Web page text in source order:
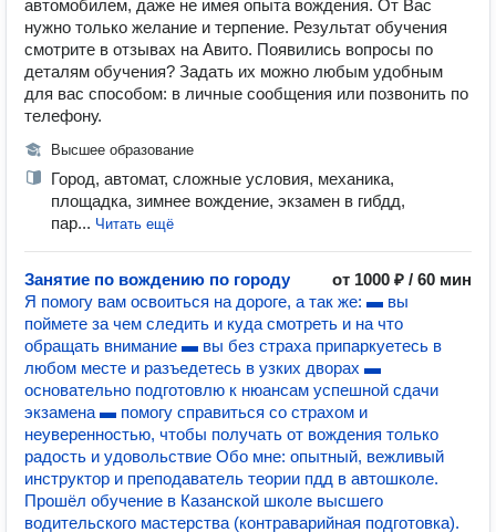
автомобилем, даже не имея опыта вождения. От Вас
нужно только желание и терпение. Результат обучения
смотрите в отзывах на Авито. Появились вопросы по
деталям обучения? Задать их можно любым удобным
для вас способом: в личные сообщения или позвонить по
телефону.
Высшее образование
Город, автомат, сложные условия, механика,
площадка, зимнее вождение, экзамен в гибдд,
пар... Читать ещё
Занятие по вождению по городу
от 1000 ₽ / 60 мин
Я помогу вам освоиться на дороге, а так же: ▬ вы
поймете за чем следить и куда смотреть и на что
обращать внимание ▬ вы без страха припаркуетесь в
любом месте и разъедетесь в узких дворах ▬
основательно подготовлю к нюансам успешной сдачи
экзамена ▬ помогу справиться со страхом и
неуверенностью, чтобы получать от вождения только
радость и удовольствие Обо мне: опытный, вежливый
инструктор и преподаватель теории пдд в автошколе.
Прошёл обучение в Казанской школе высшего
водительского мастерства (контраварийная подготовка).